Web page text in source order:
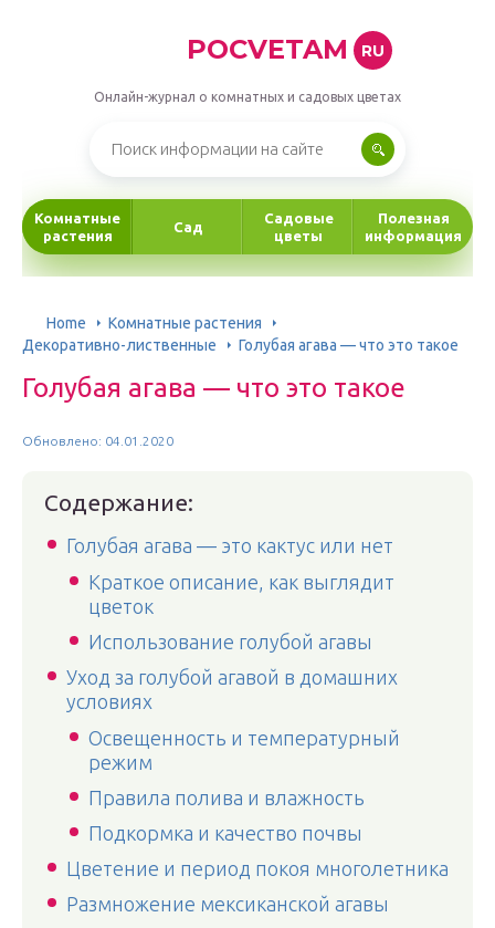
POCVETAM RU
Онлайн-журнал о комнатных и садовых цветах
Комнатные
растения
Сад
Садовые
цветы
Полезная
информация
Home
Комнатные растения
Декоративно-лиственные
Голубая агава — что это такое
Голубая агава — что это такое
Обновлено: 04.01.2020
Содержание:
Голубая агава — это кактус или нет
Краткое описание, как выглядит
цветок
Использование голубой агавы
Уход за голубой агавой в домашних
условиях
Освещенность и температурный
режим
Правила полива и влажность
Подкормка и качество почвы
Цветение и период покоя многолетника
Размножение мексиканской агавы